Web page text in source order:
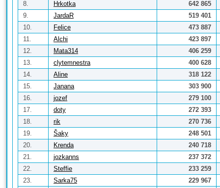
8.
Hrkotka
642 865
9.
JardaR
519 401
10.
Felice
473 887
11.
Alchi
423 897
12.
Mata314
406 259
13.
clytemnestra
400 628
14.
Aline
318 122
15.
Janana
303 900
16.
jozef
279 100
17.
doty
272 393
18.
rik
270 736
19.
Šaky
248 501
20.
Krenda
240 718
21.
jozkanns
237 372
22.
Steffie
233 259
23.
Sarka75
229 967